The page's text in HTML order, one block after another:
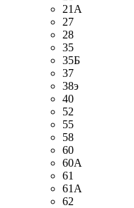
21А
27
28
35
35Б
37
38э
40
52
55
58
60
60А
61
61А
62